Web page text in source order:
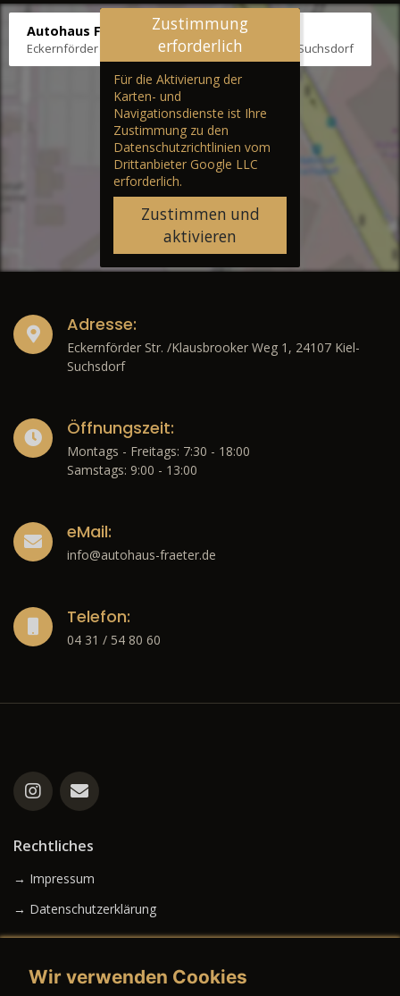
Autohaus Fräter
Eckernförder Str. /Klausbrooker Weg 1, 24107 Kiel-Suchsdorf
Zustimmung
erforderlich
Für die Aktivierung der
Karten- und
Navigationsdienste ist Ihre
Zustimmung zu den
Datenschutzrichtlinien vom
Drittanbieter Google LLC
erforderlich.
Zustimmen und
aktivieren
Adresse:
Eckernförder Str. /Klausbrooker Weg 1, 24107 Kiel-
Suchsdorf
Öffnungszeit:
Montags - Freitags: 7:30 - 18:00
Samstags: 9:00 - 13:00
eMail:
info@autohaus-fraeter.de
Telefon:
04 31 / 54 80 60
Rechtliches
→ Impressum
→ Datenschutzerklärung
Wir verwenden Cookies